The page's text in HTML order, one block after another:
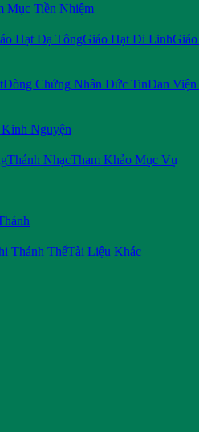
Mục Tiền Nhiệm
Hạt Đạ TôngGiáo Hạt Di Linh
Dòng Chứng Nhân Đức TinĐan Viện
Nguyện
Thánh NhạcTham Khảo Mục Vụ
Thánh ThểTài Liệu Khác